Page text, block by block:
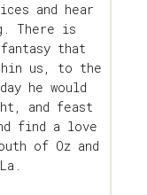
and hear
There is
that
us, to the
he would
and feast
find a love
of Oz and